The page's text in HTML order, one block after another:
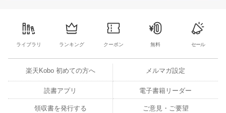
ライブラリ ランキング クーポン 無料 セール
楽天Kobo 初めての方へ メルマガ設定
読書アプリ 電子書籍リーダー
領収書を発行する ご意見・ご要望